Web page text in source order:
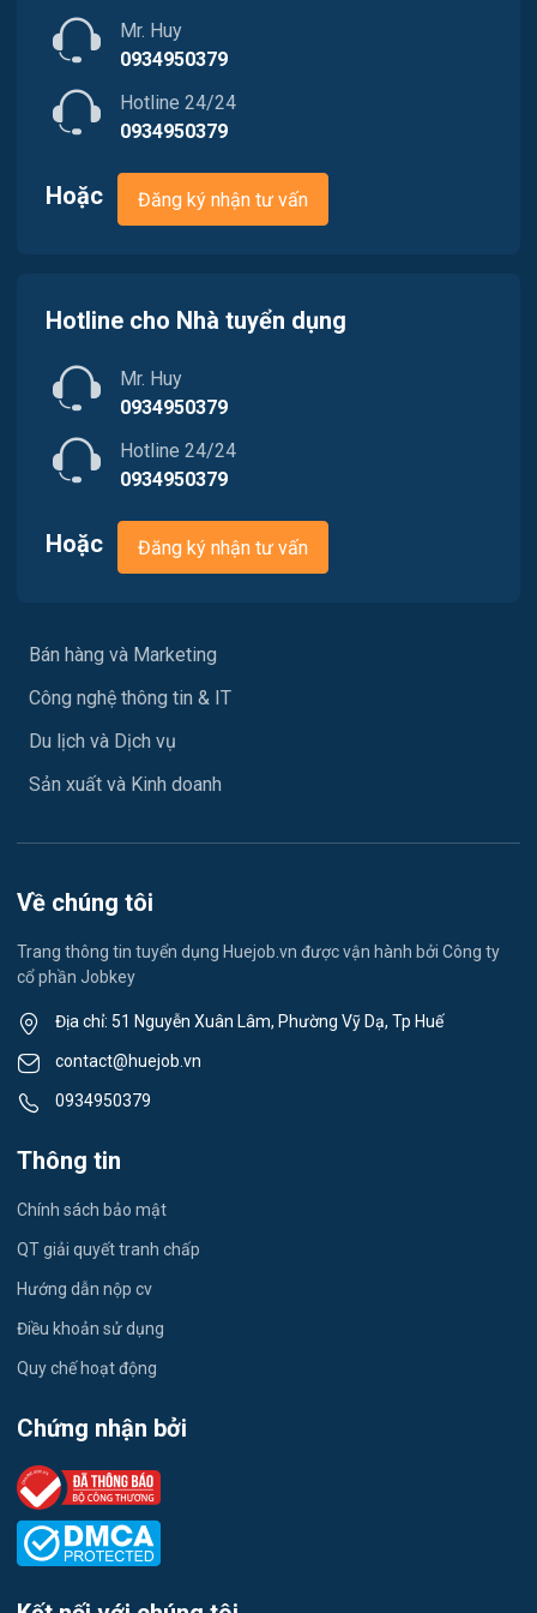
Nội ngoại thất
Trung Tâm Tiếng Anh
Truyền Hình / Quảng Cáo Marketing
Tài chính / Đầu tư
Tư vấn / Chăm Sóc Khách Hàng
Vận chuyển / Giao nhận / Kho vận
Y tế / Chăm sóc sức khỏe
May mặc
Lễ tân
Du lịch
Công nhân
Kỹ sư Xây Dựng
giáo viên tiếng Anh
Thu Ngân
showroom Ô Tô
phụ bếp
phục vụ nhà hàng, bar, khách sạn
kỹ thuật chăn nuôi/bác sĩ thú y/nhân viên chăm sóc Farm
Cửa hàng thời trang/ shop
Việc làm Phường Dương Nỗ
Mr. Huy
0934950379
Hotline 24/24
0934950379
Hoặc Đăng ký nhận tư vấn
Hotline cho Nhà tuyển dụng
Mr. Huy
0934950379
Hotline 24/24
0934950379
Hoặc Đăng ký nhận tư vấn
Bán hàng và Marketing
Công nghệ thông tin & IT
Du lịch và Dịch vụ
Sản xuất và Kinh doanh
Về chúng tôi
Trang thông tin tuyển dụng Huejob.vn được vận hành bởi Công ty
cổ phần Jobkey
Địa chỉ: 51 Nguyễn Xuân Lâm, Phường Vỹ Dạ, Tp Huế
contact@huejob.vn
0934950379
Thông tin
Chính sách bảo mật
QT giải quyết tranh chấp
Hướng dẫn nộp cv
Điều khoản sử dụng
Quy chế hoạt động
Chứng nhận bởi